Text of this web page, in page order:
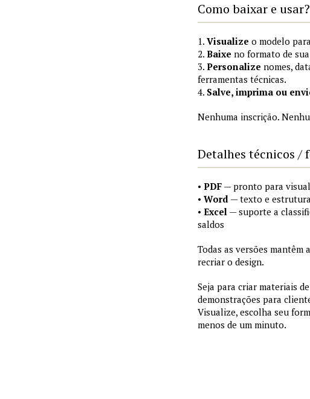
Como baixar e usar?
1. Visualize o modelo
2. Baixe no formato de
3. Personalize nomes,
ferramentas técnicas.
4. Salve, imprima ou
Nenhuma inscrição.
Detalhes técnicos /
• PDF — pronto para
• Word — texto e
• Excel — suporte a
saldos
Todas as versões
recriar o design.
Seja para criar materiais
demonstrações para
Visualize, escolha seu
menos de um minuto.